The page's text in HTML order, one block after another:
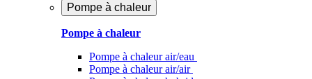
Pompe à chaleur
Pompe à chaleur
Pompe à chaleur air/eau
Pompe à chaleur air/air